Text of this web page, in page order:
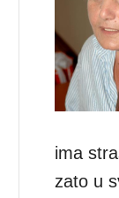
ima
zato u